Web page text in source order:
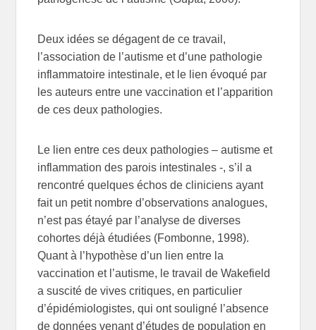
Deux idées se dégagent de ce travail,
l’association de l’autisme et d’une pathologie
inflammatoire intestinale, et le lien évoqué par
les auteurs entre une vaccination et l’apparition
de ces deux pathologies.
Le lien entre ces deux pathologies – autisme et
inflammation des parois intestinales -, s’il a
rencontré quelques échos de cliniciens ayant
fait un petit nombre d’observations analogues,
n’est pas étayé par l’analyse de diverses
cohortes déjà étudiées (Fombonne, 1998).
Quant à l’hypothèse d’un lien entre la
vaccination et l’autisme, le travail de Wakefield
a suscité de vives critiques, en particulier
d’épidémiologistes, qui ont souligné l’absence
de données venant d’études de population en